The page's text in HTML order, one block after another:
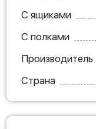
С ящиками
С полками
Производитель
Страна